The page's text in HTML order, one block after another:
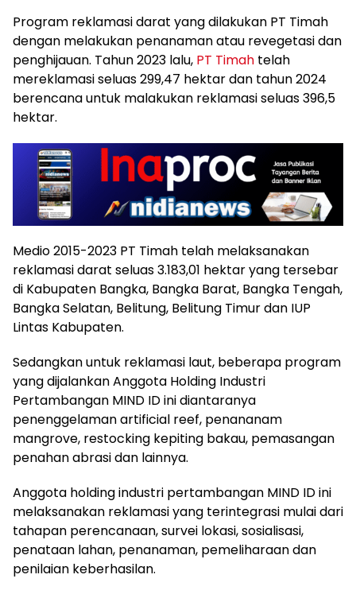
Program reklamasi darat yang dilakukan PT Timah
dengan melakukan penanaman atau revegetasi dan
penghijauan. Tahun 2023 lalu, PT Timah telah
mereklamasi seluas 299,47 hektar dan tahun 2024
berencana untuk malakukan reklamasi seluas 396,5
hektar.
Medio 2015-2023 PT Timah telah melaksanakan
reklamasi darat seluas 3.183,01 hektar yang tersebar
di Kabupaten Bangka, Bangka Barat, Bangka Tengah,
Bangka Selatan, Belitung, Belitung Timur dan IUP
Lintas Kabupaten.
Sedangkan untuk reklamasi laut, beberapa program
yang dijalankan Anggota Holding Industri
Pertambangan MIND ID ini diantaranya
penenggelaman artificial reef, penananam
mangrove, restocking kepiting bakau, pemasangan
penahan abrasi dan lainnya.
Anggota holding industri pertambangan MIND ID ini
melaksanakan reklamasi yang terintegrasi mulai dari
tahapan perencanaan, survei lokasi, sosialisasi,
penataan lahan, penanaman, pemeliharaan dan
penilaian keberhasilan.